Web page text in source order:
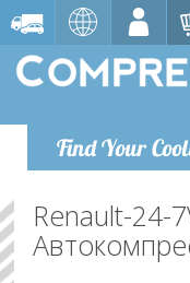
Find Your
Renault-24-